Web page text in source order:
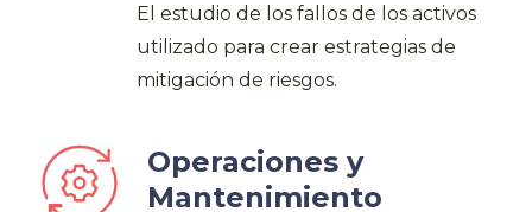
El estudio de los fallos de los activos
utilizado para crear estrategias de
mitigación de riesgos.
Operaciones y
Mantenimiento